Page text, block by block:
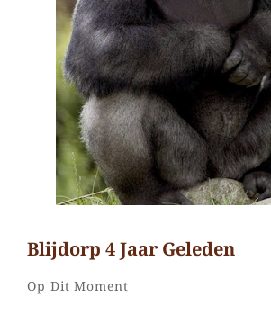
Blijdorp 4 Jaar Geleden
Categorieën
Op Dit MomentDoor
Jhayoni
Laat